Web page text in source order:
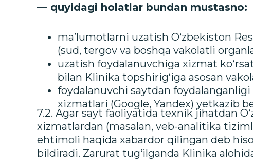
— quyidagi holatlar bundan mustasno:
ma’lumotlarni uzatish O‘zbekiston
(sud, tergov va boshqa vakolatli
uzatish foydalanuvchiga xizmat
bilan Klinika topshirig‘iga asosan
foydalanuvchi saytdan
xizmatlari (Google, Yandex) yetkazib
7.2. Agar sayt faoliyatida texnik jihatdan
xizmatlardan (masalan, veb-analitika
ehtimoli haqida xabardor qilingan deb
bildiradi. Zarurat tug‘ilganda Klinika